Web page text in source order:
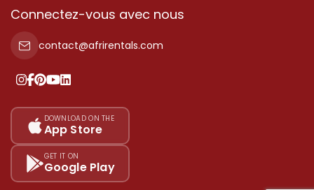
Conditions d'Utilisation
Politique de Confidentialité
Nos tarifs
Plan du site
Propriété
Propriété à vendre
Propriété à louer
Ajoutez votre témoignage
Connectez-vous avec nous
contact@afrirentals.com
DOWNLOAD ON THE
App Store
GET IT ON
Google Play